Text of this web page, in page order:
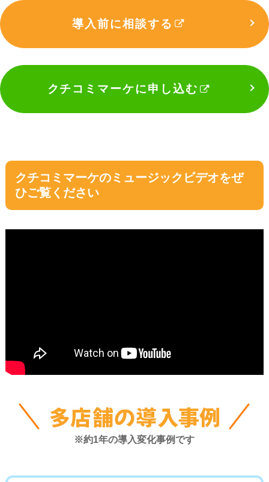
導入前に相談する
クチコミマーケに申し込む
クチコミマーケのミュージックビデオをぜ
ひご覧ください
※約1年の導入変化事例です